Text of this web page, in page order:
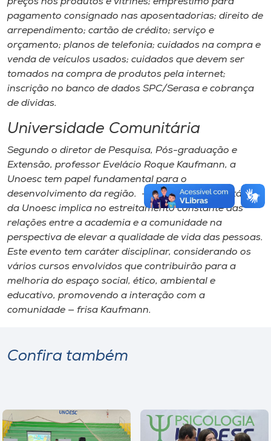
pagamento consignado nas aposentadorias; direito de
arrependimento; cartão de crédito; serviço e
orçamento; planos de telefonia; cuidados na compra e
venda de veículos usados; cuidados que devem ser
tomados na compra de produtos pela internet;
inscrição no banco de dados SPC/Serasa e cobrança
de dívidas.
Universidade Comunitária
Segundo o diretor de Pesquisa, Pós-graduação e
Extensão, professor Evelácio Roque Kaufmann, a
Unoesc tem papel fundamental para o
desenvolvimento da região. — O caráter comunitário
da Unoesc implica no estreitamento constante das
relações entre a academia e a comunidade na
perspectiva de elevar a qualidade de vida das pessoas.
Este evento tem caráter disciplinar, considerando os
vários cursos envolvidos que contribuirão para a
melhoria do espaço social, ético, ambiental e
educativo, promovendo a interação com a
comunidade — frisa Kaufmann.
Confira também